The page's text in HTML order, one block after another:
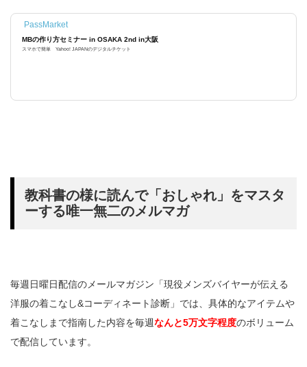
PassMarket
MBの作り方セミナー in OSAKA 2nd in大阪
スマホで簡単 Yahoo! JAPANのデジタルチケット
教科書の様に読んで「おしゃれ」をマスタ
ーする唯一無二のメルマガ
毎週日曜日配信のメールマガジン「現役メンズバイヤーが伝える
洋服の着こなし&コーディネート診断」では、具体的なアイテムや
着こなしまで指南した内容を毎週なんと5万文字程度のボリューム
で配信しています。